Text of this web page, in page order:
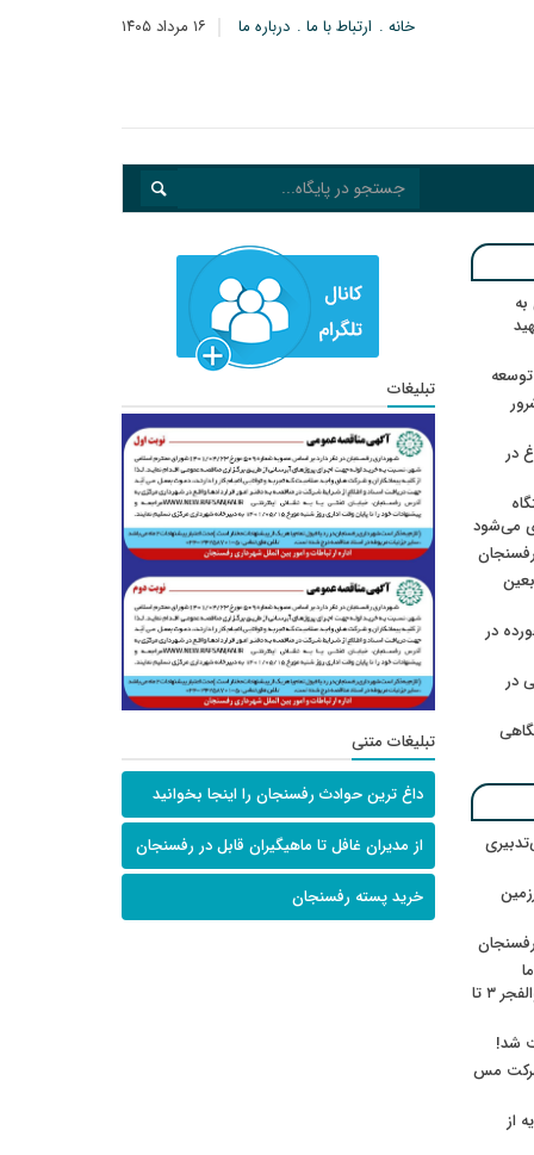
۱۶ مرداد ۱۴۰۵ خانه ارتباط با ما درباره ما
مزدور موساد و ۴ شرور
در
می‌شود
در
در
ننشسته»/ روایت محمد جعفرپور از والفجر ۳ تا
شد!
شرکت مس
از
تبلیغات
تبلیغات متنی
داغ ترین حوادث رفسنجان را اینجا بخوانید
از مدیران غافل تا ماهیگیران قابل در رفسنجان
خرید پسته رفسنجان